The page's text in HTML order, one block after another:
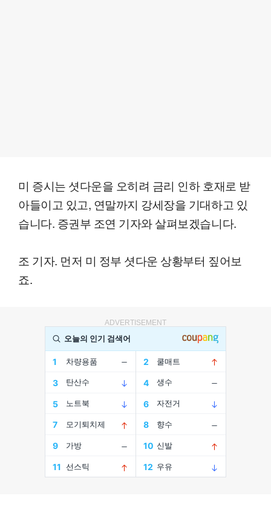
미 증시는 셧다운을 오히려 금리 인하 호재로 받
아들이고 있고, 연말까지 강세장을 기대하고 있
습니다. 증권부 조연 기자와 살펴보겠습니다.
조 기자. 먼저 미 정부 셧다운 상황부터 짚어보
죠.
ADVERTISEMENT